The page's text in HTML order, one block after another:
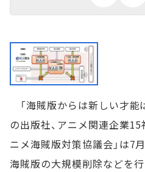
「海賊版からは新しい才能
の出版社、アニメ関連企業15
ニメ海賊版対策協議会」は7
海賊版の大規模削除などを